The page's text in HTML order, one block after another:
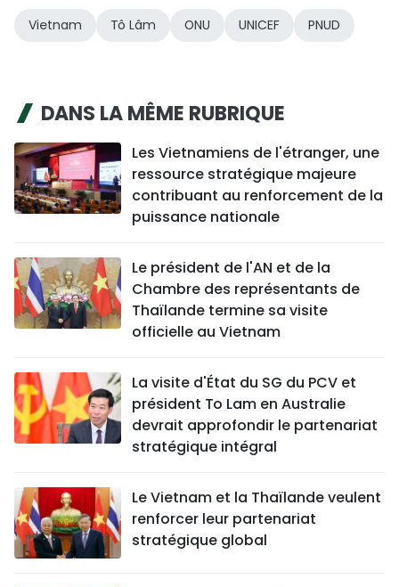
Vietnam Tô Lâm ONU UNICEF PNUD
DANS LA MÊME RUBRIQUE
Les Vietnamiens de l'étranger, une
ressource stratégique majeure
contribuant au renforcement de la
puissance nationale
Le président de l'AN et de la
Chambre des représentants de
Thaïlande termine sa visite
officielle au Vietnam
La visite d'État du SG du PCV et
président To Lam en Australie
devrait approfondir le partenariat
stratégique intégral
Le Vietnam et la Thaïlande veulent
renforcer leur partenariat
stratégique global